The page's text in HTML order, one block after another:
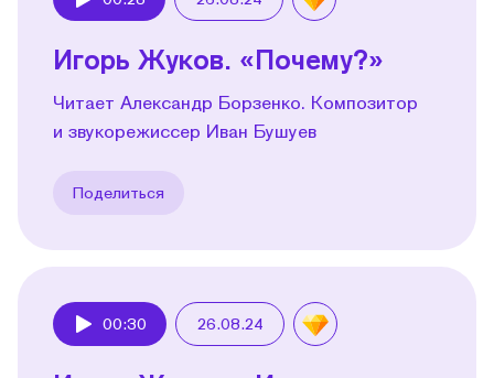
Игорь Жуков. «Почему?»
Читает Александр Борзенко. Композитор
и звукорежиссер Иван Бушуев
Поделиться
00:30 26.08.24